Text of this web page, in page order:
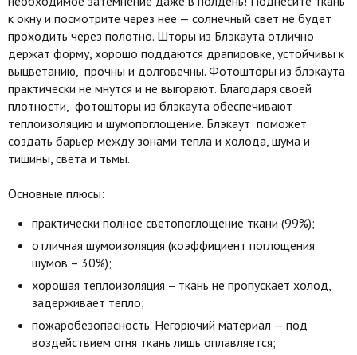
к окну и посмотрите через нее — солнечный свет не будет
проходить через полотно. Шторы из Блэкаута отлично
держат форму, хорошо поддаются драпировке, устойчивы к
выцветанию, прочны и долговечны. Фотошторы из блэкаута
практически не мнутся и не выгорают. Благодаря своей
плотности, фотошторы из блэкаута обеспечивают
теплоизоляцию и шумопоглощение. Блэкаут поможет
создать барьер между зонами тепла и холода, шума и
тишины, света и тьмы.
Основные плюсы:
практически полное светопоглощение ткани (99%);
отличная шумоизоляция (коэффициент поглощения
шумов – 30%);
хорошая теплоизоляция – ткань не пропускает холод,
задерживает тепло;
пожаробезопасность. Негорючий материал — под
воздействием огня ткань лишь оплавляется;